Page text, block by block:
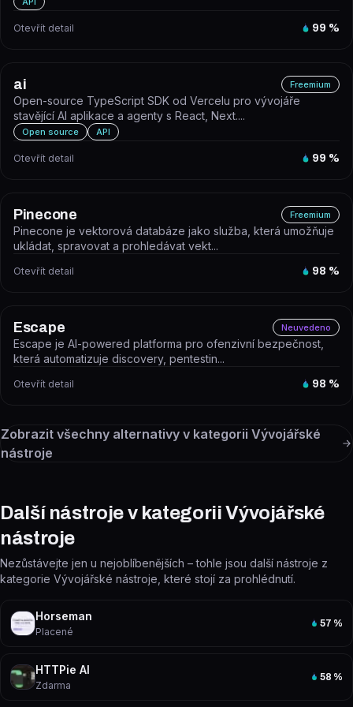
Otevřít detail 99 %
ai Freemium
Open-source TypeScript SDK od Vercelu pro vývojáře
stavějící AI aplikace a agenty s React, Next....
Open source API
Otevřít detail 99 %
Pinecone Freemium
Pinecone je vektorová databáze jako služba, která umožňuje
ukládat, spravovat a prohledávat vekt...
Otevřít detail 98 %
Escape Neuvedeno
Escape je AI-powered platforma pro ofenzivní bezpečnost,
která automatizuje discovery, pentestin...
Otevřít detail 98 %
Zobrazit všechny alternativy v kategorii Vývojářské
nástroje
Další nástroje v kategorii Vývojářské
nástroje
Nezůstávejte jen u nejoblíbenějších – tohle jsou další nástroje z
kategorie Vývojářské nástroje, které stojí za prohlédnutí.
Horseman
Placené
57 %
HTTPie AI
Zdarma
58 %